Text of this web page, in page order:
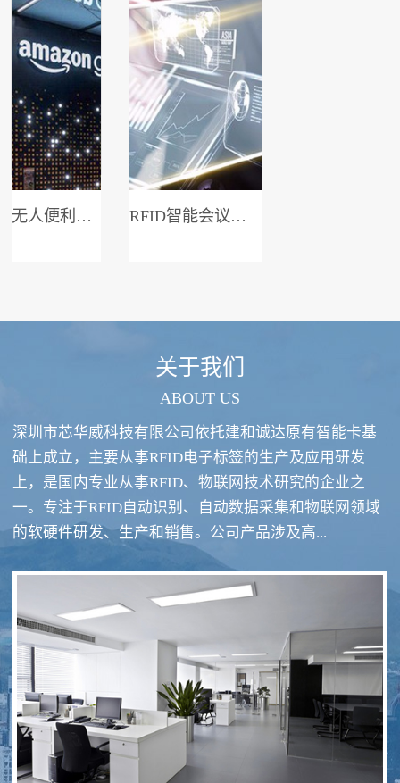
无人便利店系统 RFID智能会议签到系统
RFID酒类防伪系统方案 RFID智慧食堂系统
关于我们
ABOUT US
深圳市芯华威科技有限公司依托建和诚达原有智能卡基
础上成立，主要从事RFID电子标签的生产及应用研发
上，是国内专业从事RFID、物联网技术研究的企业之
一。专注于RFID自动识别、自动数据采集和物联网领域
的软硬件研发、生产和销售。公司产品涉及高...